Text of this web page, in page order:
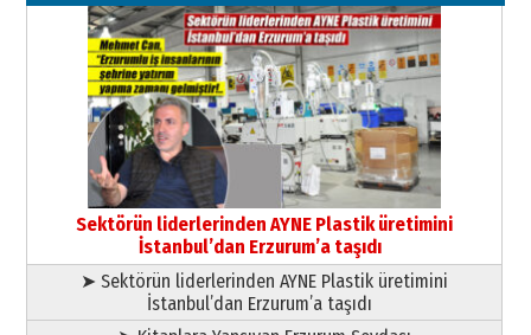
26 Mart 2026 Perşembe
Cem Bakırcı
Ardında bıraktığı hatıralarıyla
gönül adamı Faruk Terzioğlu!
13 Mayıs 2026 Çarşamba
Esat BİNDESEN
Başkan Sekmen’den Erzurum’a
bir vizyon proje daha!
02 Ağustos 2026 Pazar
Sektörün liderlerinden AYNE Plastik üretimini
İstanbul’dan Erzurum’a taşıdı
➤ Sektörün liderlerinden AYNE Plastik üretimini
İstanbul’dan Erzurum’a taşıdı